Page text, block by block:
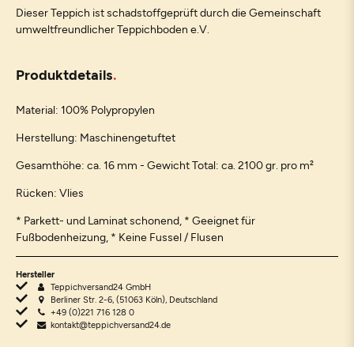
Dieser Teppich ist schadstoffgeprüft durch die Gemeinschaft
umweltfreundlicher Teppichboden e.V.
Produktdetails
Material: 100% Polypropylen
Herstellung: Maschinengetuftet
Gesamthöhe: ca. 16 mm - Gewicht Total: ca. 2100 gr. pro m²
Rücken: Vlies
* Parkett- und Laminat schonend, * Geeignet für
Fußbodenheizung, * Keine Fussel / Flusen
Hersteller
Teppichversand24 GmbH
Berliner Str. 2-6, (51063 Köln), Deutschland
+49 (0)221 716 128 0
kontakt@teppichversand24.de